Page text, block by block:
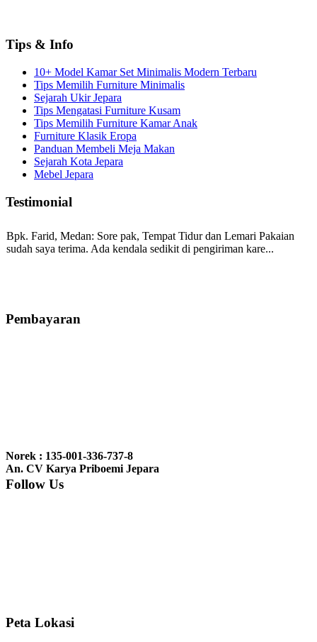
Tips & Info
10+ Model Kamar Set Minimalis Modern Terbaru
Tips Memilih Furniture Minimalis
Sejarah Ukir Jepara
Tips Mengatasi Furniture Kusam
Tips Memilih Furniture Kamar Anak
Furniture Klasik Eropa
Panduan Membeli Meja Makan
Sejarah Kota Jepara
Mebel Jepara
Testimonial
Bpk. Farid, Medan: Sore pak, Tempat Tidur dan Lemari Pakaian
sudah saya terima. Ada kendala sedikit di pengiriman kare...
bale2 dan kursi teras saya sudah saya terima dan p...
nyesel deh beli geby...
Pembayaran
Norek : 135-001-336-737-8
An. CV Karya Priboemi Jepara
Follow Us
Peta Lokasi